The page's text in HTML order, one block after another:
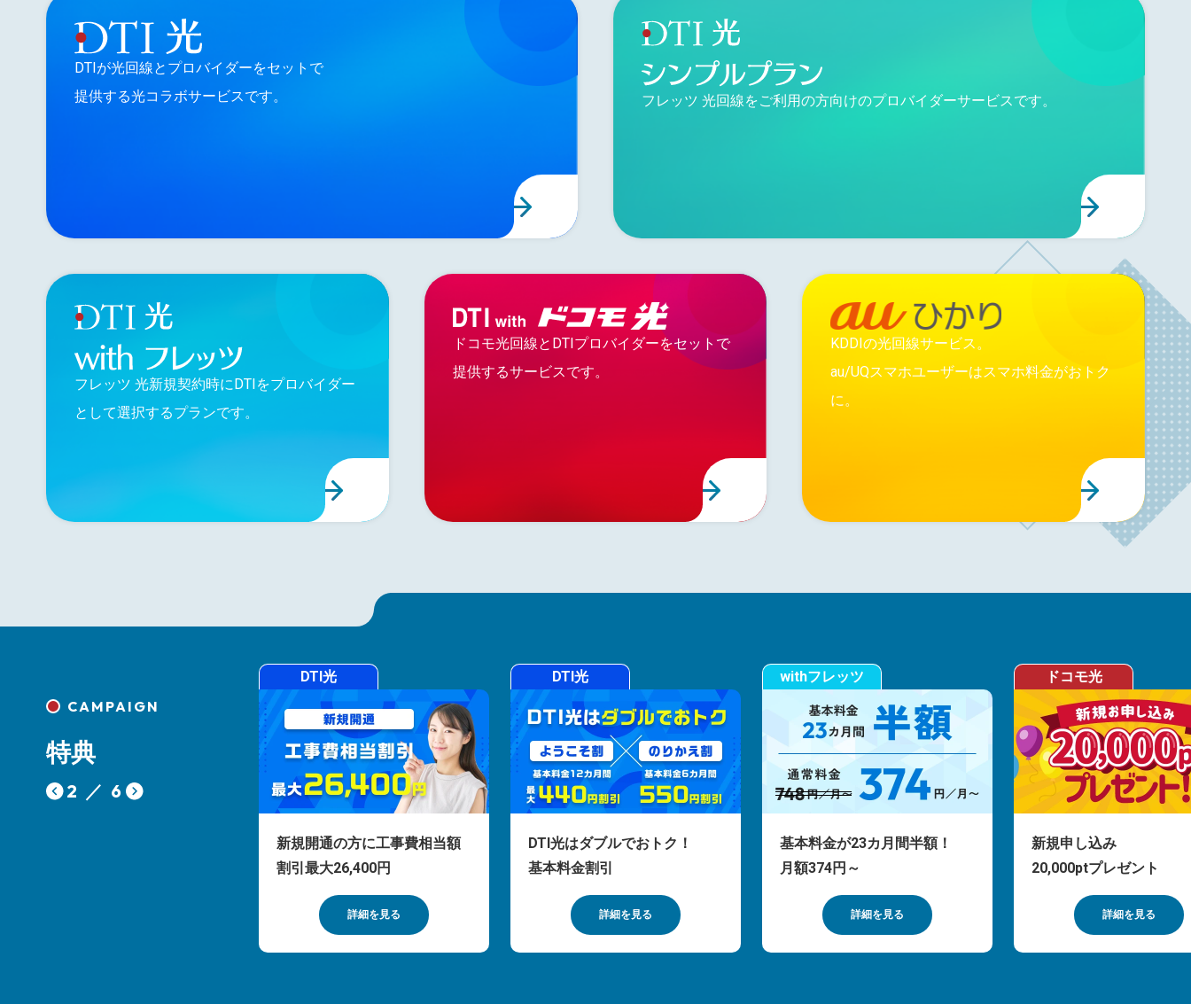
DTIが光回線とプロバイダーをセットで
提供する光コラボサービスです。
フレッツ 光回線をご利用の方向けのプロバイダーサービスです。
フレッツ 光新規契約時にDTIをプロバイダー
として選択するプランです。
ドコモ光回線とDTIプロバイダーをセットで
提供するサービスです。
KDDIの光回線サービス。
au/UQスマホユーザーはスマホ料金がおトク
に。
CAMPAIGN
特典
2 ／ 6
DTI光
新規開通の方に工事費相当額
割引最大26,400円
詳細を見る
DTI光
DTI光はダブルでおトク！
基本料金割引
詳細を見る
withフレッツ
基本料金が23カ月間半額！
月額374円～
詳細を見る
ドコモ光
新規申し込み
20,000ptプレゼント
詳細を見る